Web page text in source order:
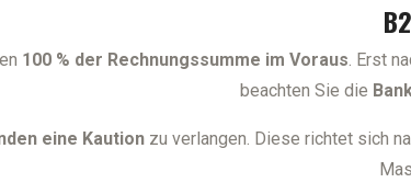
100 % der Rechnungssumme im Voraus. Erst
beachten Sie die
eine Kaution zu verlangen. Diese richtet sich